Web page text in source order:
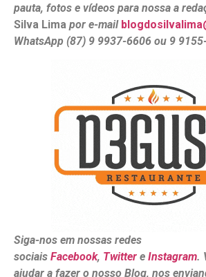
pauta, fotos e vídeos para nossa a
Silva Lima por e-mail
WhatsApp (87) 9 9937-6606 ou 9
Siga-nos em nossas redes
sociais Facebook, Twitter e Instagram.
ajudar a fazer o nosso Blog, nos